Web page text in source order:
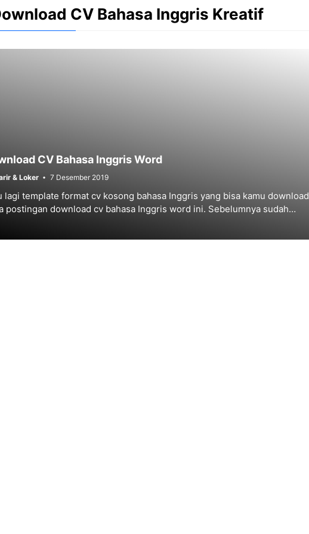
CV Bahasa Inggris Kreatif
CV Bahasa Inggris Word
& Loker 7 Desember 2019
lagi template format cv kosong bahasa Inggris yang bisa kamu download
postingan download cv bahasa Inggris word ini. Sebelumnya sudah